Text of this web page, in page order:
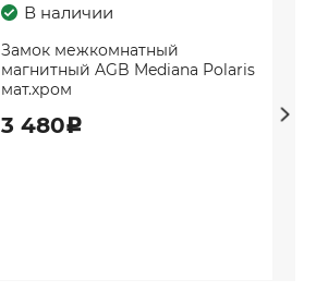
В наличии
Замок межкомнатный
магнитный AGB Mediana Polaris
мат.хром
3 480c